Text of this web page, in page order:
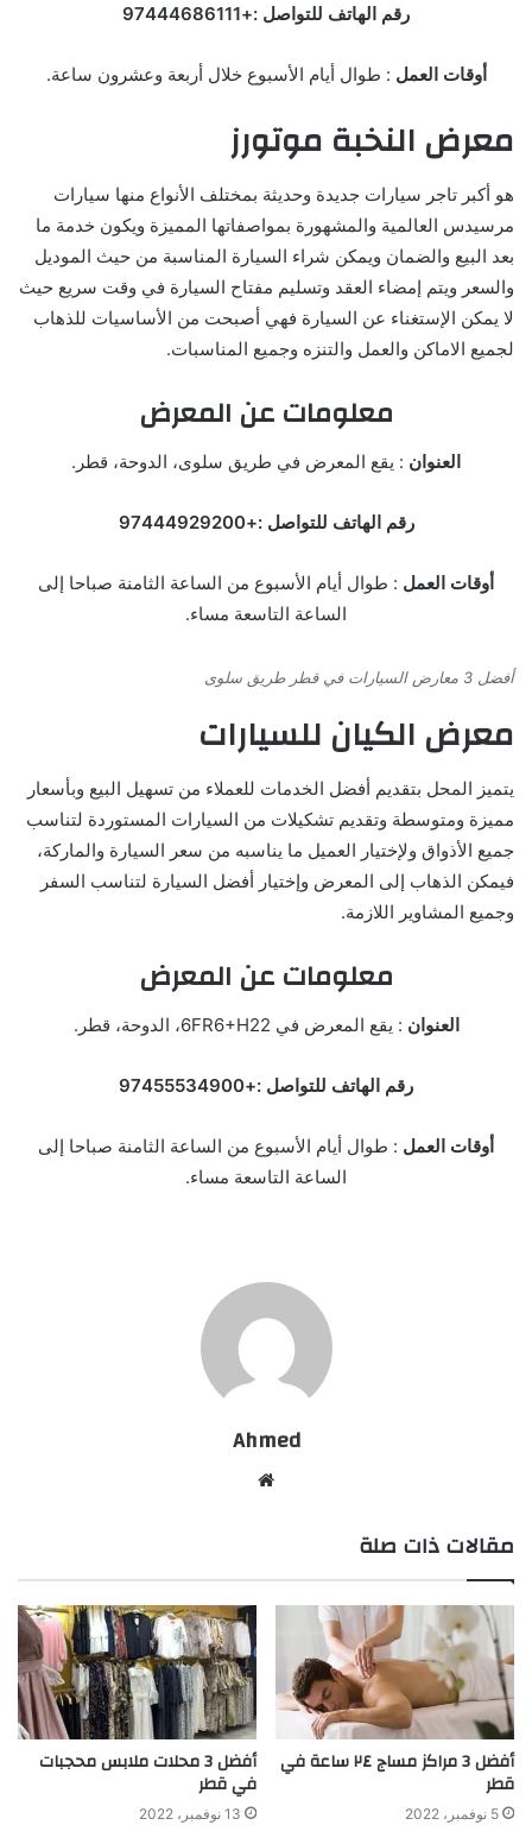
رقم الهاتف للتواصل :+97444686111
أوقات العمل : طوال أيام الأسبوع خلال أربعة وعشرون ساعة.
معرض النخبة موتورز
هو أكبر تاجر سيارات جديدة وحديثة بمختلف الأنواع منها سيارات
مرسيدس العالمية والمشهورة بمواصفاتها المميزة ويكون خدمة ما
بعد البيع والضمان ويمكن شراء السيارة المناسبة من حيث الموديل
والسعر ويتم إمضاء العقد وتسليم مفتاح السيارة في وقت سريع حيث
لا يمكن الإستغناء عن السيارة فهي أصبحت من الأساسيات للذهاب
لجميع الاماكن والعمل والتنزه وجميع المناسبات.
معلومات عن المعرض
العنوان : يقع المعرض في طريق سلوى، الدوحة، قطر.
رقم الهاتف للتواصل :+97444929200
أوقات العمل : طوال أيام الأسبوع من الساعة الثامنة صباحا إلى
الساعة التاسعة مساء.
أفضل 3 معارض السيارات في قطر طريق سلوى
معرض الكيان للسيارات
يتميز المحل بتقديم أفضل الخدمات للعملاء من تسهيل البيع وبأسعار
مميزة ومتوسطة وتقديم تشكيلات من السيارات المستوردة لتناسب
جميع الأذواق ولإختيار العميل ما يناسبه من سعر السيارة والماركة،
فيمكن الذهاب إلى المعرض وإختيار أفضل السيارة لتناسب السفر
وجميع المشاوير اللازمة.
معلومات عن المعرض
العنوان : يقع المعرض في 6FR6+H22، الدوحة، قطر.
رقم الهاتف للتواصل :+97455534900
أوقات العمل : طوال أيام الأسبوع من الساعة الثامنة صباحا إلى
الساعة التاسعة مساء.
Ahmed
مقالات ذات صلة
أفضل 3 مراكز مساج ٢٤ ساعة في
قطر
5 نوفمبر، 2022
أفضل 3 محلات ملابس محجبات
في قطر
13 نوفمبر، 2022